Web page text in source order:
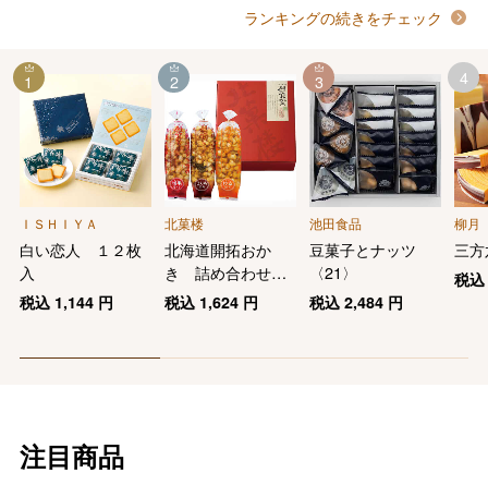
ランキングの続きをチェック
ＩＳＨＩＹＡ
白い恋人 １２枚
入
税込 1,144円
1
北菓楼
北海道開拓おか
き 詰め合わせ
３袋入（増毛甘エ
ビ・枝幸帆立・え
税込 1,624 円
2
池田食品
豆菓子とナッツ
〈21〉
税込2,484 円
3
柳月
三
税
4
注目商品